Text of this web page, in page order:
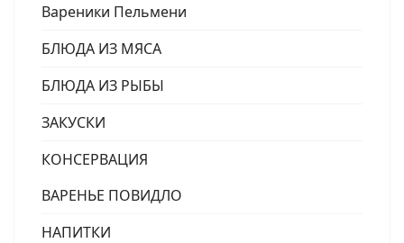
Вареники Пельмени
БЛЮДА ИЗ МЯСА
БЛЮДА ИЗ РЫБЫ
ЗАКУСКИ
КОНСЕРВАЦИЯ
ВАРЕНЬЕ ПОВИДЛО
НАПИТКИ